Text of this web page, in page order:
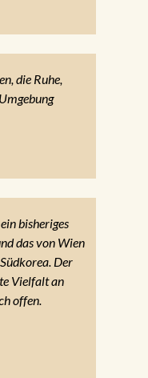
die Ruhe,
bisheriges
das von Wien
Der
Vielfalt an
offen.